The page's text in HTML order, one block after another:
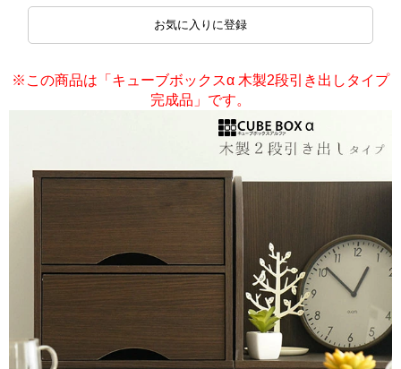
お気に入りに登録
※この商品は「キューブボックスα 木製2段引き出しタイプ
完成品」です。